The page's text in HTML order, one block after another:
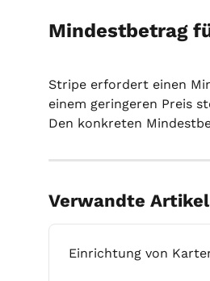
Mindestbetrag
Stripe erfordert einen
einem geringeren Preis
Den konkreten
Verwandte Artikel
Einrichtung von